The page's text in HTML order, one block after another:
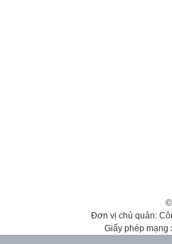
Đơn vị chủ quản:
Giấy phép mạng